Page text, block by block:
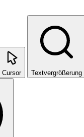
Cursor Textvergrößerung